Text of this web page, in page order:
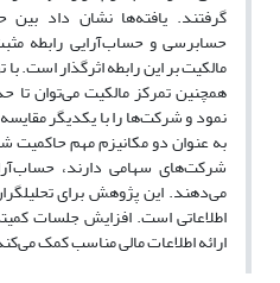
گرفتند. یافته‌ها نشان داد
حسابرسی و حساب‌آرایی رابطه
مالکیت بر این رابطه اثرگذار
همچنین تمرکز مالکیت می‌توان تا
نمود و شرکت‌ها را با یکدیگر
به عنوان دو مکانیزم مهم حاکمیت
شرکت‌های سهامی دارند،
می‌دهند. این پژوهش برای
اطلاعاتی است. افزایش جلسات
ارائه اطلاعات مالی مناسب کمک